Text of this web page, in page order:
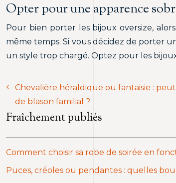
Opter pour une apparence
Pour bien porter les bijoux oversize,
même temps. Si vous décidez de porter
un style trop chargé. Optez pour les
Chevalière héraldique ou fantaisie :
de blason familial ?
Fraîchement publiés
Comment choisir sa robe de soirée en
Puces, créoles ou pendantes : quelles